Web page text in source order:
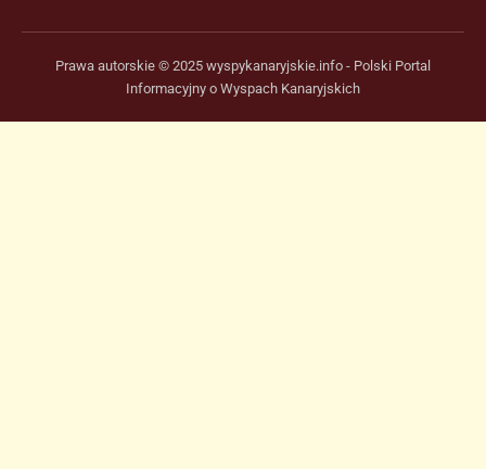
Prawa autorskie © 2025 wyspykanaryjskie.info - Polski Portal
Informacyjny o Wyspach Kanaryjskich